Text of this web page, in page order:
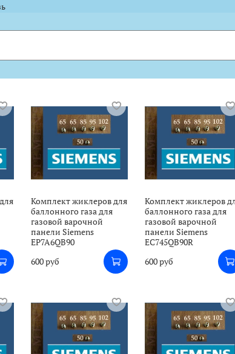
Комплект жиклеров для
баллонного газа для
газовой варочной
панели Siemens
EP7A6QB90
600 руб
Комплект жиклеров
баллонного газа для
газовой варочной
панели Siemens
EC745QB90R
600 руб
height="31" alt="" border="0" src="https://yandex.ru/
height="31" alt="" border="0" src="https://yandex.ru/